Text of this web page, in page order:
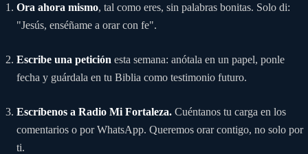
Ora ahora mismo, tal como eres, sin palabras bonitas. Solo di:
"Jesús, enséñame a orar con fe".
Escribe una petición esta semana: anótala en un papel, ponle
fecha y guárdala en tu Biblia como testimonio futuro.
Escríbenos a Radio Mi Fortaleza. Cuéntanos tu carga en los
comentarios o por WhatsApp. Queremos orar contigo, no solo por
ti.